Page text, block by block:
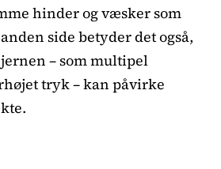
hinder og væsker som
side betyder det også,
– som multipel
tryk – kan påvirke